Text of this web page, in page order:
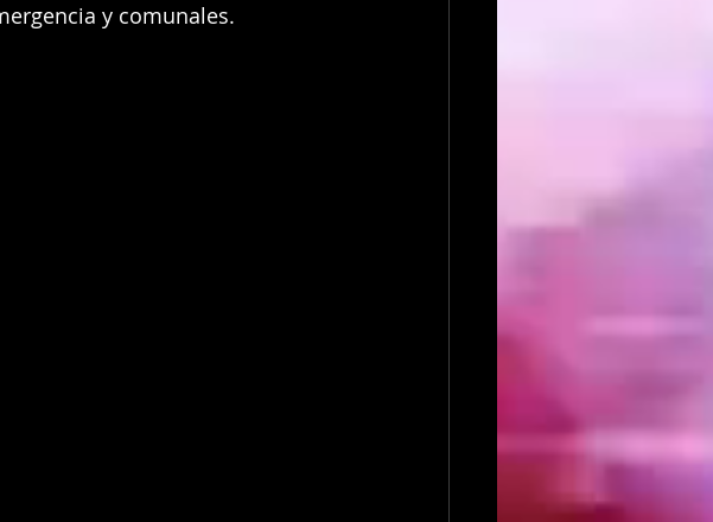
y comunales.